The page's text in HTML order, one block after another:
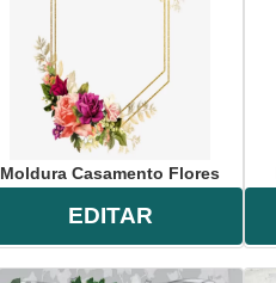
Moldura Casamento Flores
EDITAR